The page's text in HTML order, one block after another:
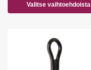
Valitse vaihtoehdoista